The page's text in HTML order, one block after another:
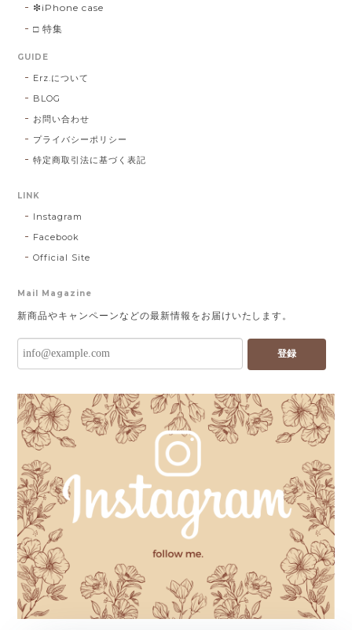
❇︎iPhone case
□ 特集
GUIDE
Erz.について
BLOG
お問い合わせ
プライバシーポリシー
特定商取引法に基づく表記
LINK
Instagram
Facebook
Official Site
Mail Magazine
新商品やキャンペーンなどの最新情報をお届けいたします。
登録